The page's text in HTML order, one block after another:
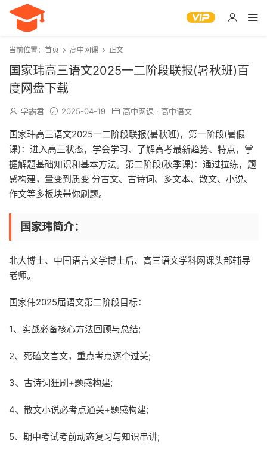
当前位置： 首页 高中网课 正文
国家玮高三语文2025一二阶段联报(暑秋班)百
度网盘下载
学霸君 2025-04-19 高中网课 · 高中语文
国家玮高三语文2025一二阶段联报(暑秋班)，第一阶段(暑假
课)：进入高三状态，学会学习、了解高考最新趋势、特点，掌
握解题基础知识和基本方法。第二阶段(秋季课)：通过拉练，题
感构建，量变到质变 分古文、古诗词、多文本、散文、小说、
作文等多板块带你刷题。
国家玮简介：
北大博士、中国语言文学博士后、高三语文学科网课头部辅导
老师。
国家伟2025届语文第二阶段目标：
1、实战必备核心方法回顾与总结;
2、死磕文言文，重点考点逐个过关;
3、古诗词狂刷+题感构建;
4、散文小说必考点通关+题感构建;
5、期中考试考前动态复习与知识串讲;